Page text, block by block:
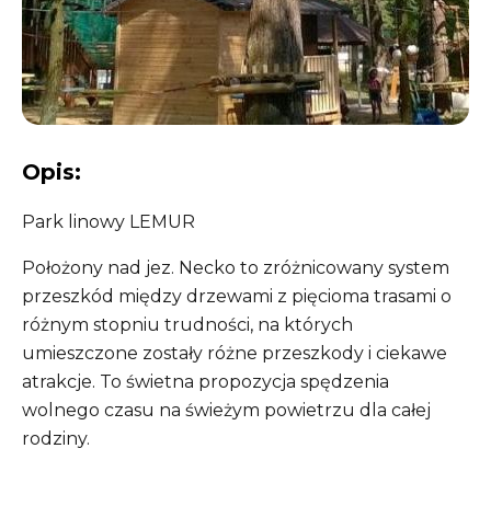
❚❚
Opis:
Park linowy LEMUR
Położony nad jez. Necko to zróżnicowany system
przeszkód między drzewami z pięcioma trasami o
różnym stopniu trudności, na których
umieszczone zostały różne przeszkody i ciekawe
atrakcje. To świetna propozycja spędzenia
wolnego czasu na świeżym powietrzu dla całej
rodziny.